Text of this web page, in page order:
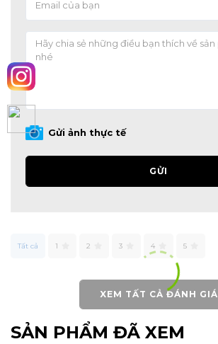
Gửi ảnh thực tế
GỬI
Tất cả 1 2 3 4 5
XEM TẤT CẢ ĐÁNH GIÁ
SẢN PHẨM ĐÃ XEM